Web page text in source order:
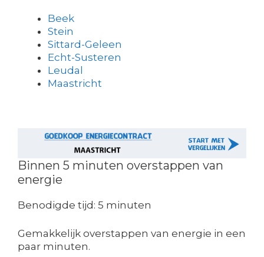
Beek
Stein
Sittard-Geleen
Echt-Susteren
Leudal
Maastricht
Binnen 5 minuten overstappen van
energie
Benodigde tijd: 5 minuten
Gemakkelijk overstappen van energie in een
paar minuten.